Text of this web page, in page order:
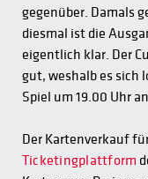
gegenüber. Damals
diesmal ist die
eigentlich klar. Der
gut, weshalb es sich
Spiel um 19.00 Uhr
Der Kartenverkauf
Ticketingplattform